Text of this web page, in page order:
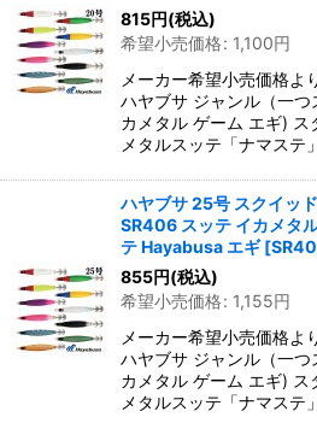
815円(税込)
希望小売価格: 1,100円
メーカー希望小売価格よ
ハヤブサ ジャンル（一
カメタル ゲーム エギ) ス
メタルスッテ「ナマステ
ハヤブサ 25号 スクイッ
SR406 スッテ イカメタ
テ Hayabusa エギ [
855円(税込)
希望小売価格: 1,155円
メーカー希望小売価格よ
ハヤブサ ジャンル（一
カメタル ゲーム エギ) ス
メタルスッテ「ナマステ